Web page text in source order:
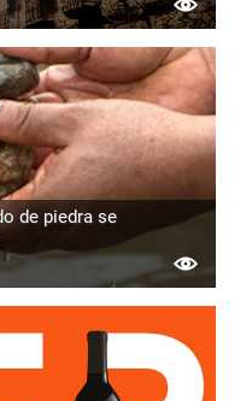
de piedra se